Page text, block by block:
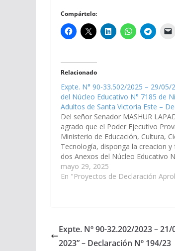
Compártelo:
Relacionado
Expte. N° 90-33.502/2025 – 29/05/
del Núcleo Educativo N° 7185 de
Adultos de Santa Victoria Este –
Del señor Senador MASHUR
agrado que el Poder Ejecutivo
Ministerio de Educación, Cultura,
Tecnología, disponga la creacion
dos Anexos del Núcleo Educativo
Primario para Adultos de la
Victoria Este, para que …
mayo 29, 2025
En "Proyectos de Declaración
Expte. Nº 90-32.202/2023 –
2023” – Declaración Nº 194/23